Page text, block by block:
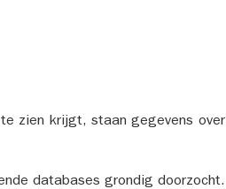
zien krijgt, staan gegevens over
databases grondig doorzocht.